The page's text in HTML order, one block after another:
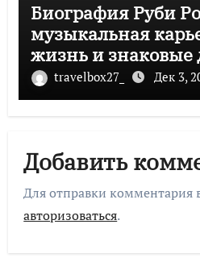
Биография Руби
музыкальная
жизнь и знаковые
travelbox27_ Дек 3,
Добавить
Для отправки комментария
авторизоваться.